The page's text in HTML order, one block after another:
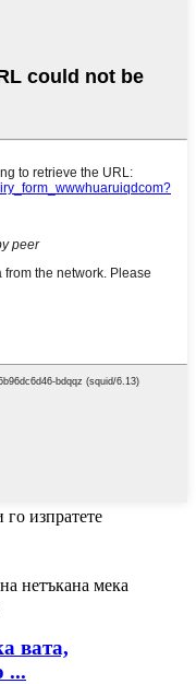
изпратете
вата,
...